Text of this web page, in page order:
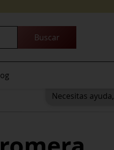
Necesitas ayuda,